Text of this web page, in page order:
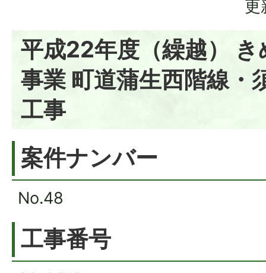
更
平成22年度（繰越）
事業 町道蒲生西階線・
工事
案件ナンバー
No.48
工事番号